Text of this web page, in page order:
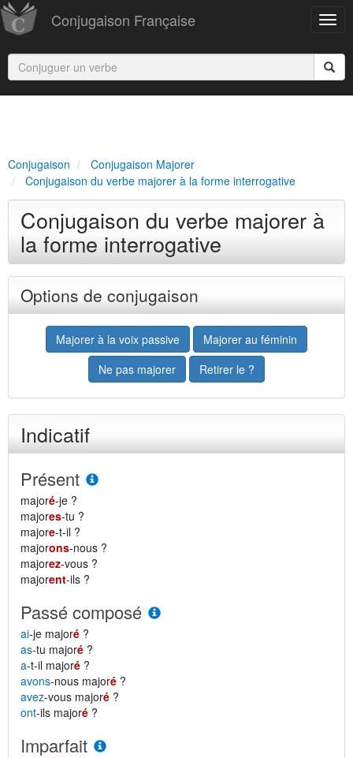
Conjugaison Française
Conjugaison
Conjugaison Majorer
Conjugaison du verbe majorer à la forme interrogative
Conjugaison du verbe majorer à
la forme interrogative
Options de conjugaison
Majorer à la voix passive
Majorer au féminin
Ne pas majorer
Retirer le ?
Indicatif
Présent
majoré-je ?
majores-tu ?
majore-t-il ?
majorons-nous ?
majorez-vous ?
majorent-ils ?
Passé composé
ai-je majoré ?
as-tu majoré ?
a-t-il majoré ?
avons-nous majoré ?
avez-vous majoré ?
ont-ils majoré ?
Imparfait